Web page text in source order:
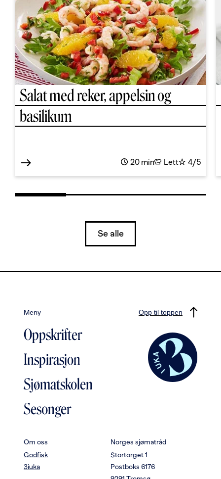
Salat med reker, appelsin og
basilikum
20 min Lett 4/5
Se alle
Meny
Oppskrifter
Inspirasjon
Sjømatskolen
Sesonger
Om oss
Godfisk
3iuka
Norges sjømatråd
Stortorget 1
Postboks 6176
Opp til toppen